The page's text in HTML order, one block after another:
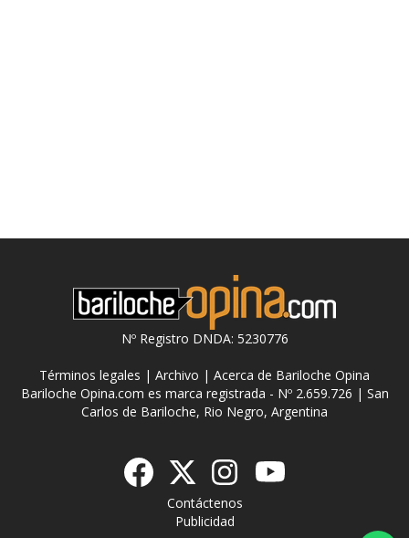
Nº Registro DNDA: 5230776
Términos legales | Archivo | Acerca de Bariloche Opina
Bariloche Opina.com es marca registrada - Nº 2.659.726 | San
Carlos de Bariloche, Rio Negro, Argentina
Contáctenos
Publicidad